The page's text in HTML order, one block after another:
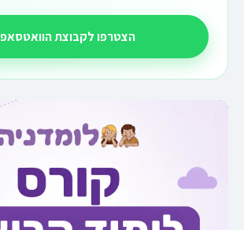
הצטרפו לקבוצת הוואטסאפ